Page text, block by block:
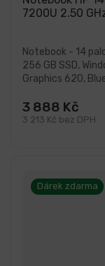
7200U 2.50
3 213 Kč bez DPH
3 888 Kč
Notebook - 14
256 GB SSD,
Graphics 620,
Dárek zdarma